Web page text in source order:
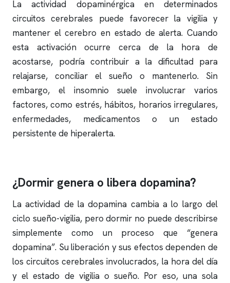
La actividad dopaminérgica en determinados
circuitos cerebrales puede favorecer la vigilia y
mantener el cerebro en estado de alerta. Cuando
esta activación ocurre cerca de la hora de
acostarse, podría contribuir a la dificultad para
relajarse, conciliar el sueño o mantenerlo. Sin
embargo, el insomnio suele involucrar varios
factores, como estrés, hábitos, horarios irregulares,
enfermedades, medicamentos o un estado
persistente de hiperalerta.
¿Dormir genera o libera dopamina?
La actividad de la dopamina cambia a lo largo del
ciclo sueño-vigilia, pero dormir no puede describirse
simplemente como un proceso que “genera
dopamina”. Su liberación y sus efectos dependen de
los circuitos cerebrales involucrados, la hora del día
y el estado de vigilia o sueño. Por eso, una sola